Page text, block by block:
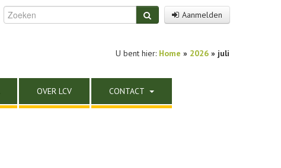
Aanmelden
U bent hier: Home » 2026 » juli
OVER LCV CONTACT